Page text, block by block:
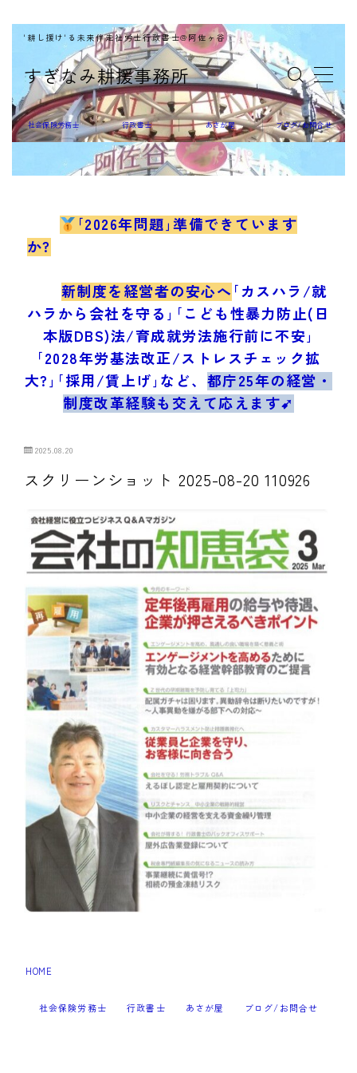
すぎなみ耕援事務所
'耕し援け'る未来伴走社労士行政書士@阿佐ヶ谷
MENU
社会保険労務士
あさが屋
ブログ/お問合せ
社会保険労務士 行政書士 あさが屋 ブログ/お問合せ
｢2026年問題｣準備できています
か?
新制度を経営者の安心へ ｢カスハラ/就
ハラから会社を守る｣｢こども性暴力防止(日
本版DBS)法/育成就労法施行前に不安｣
｢2028年労基法改正/ストレスチェック拡
大?｣｢採用/賃上げ｣など、 都庁25年の経営・
制度改革経験も交えて応えます➹
2025.08.20
スクリーンショット 2025-08-20 110926
HOME
社会保険労務士 行政書士 あさが屋 ブログ/お問合せ